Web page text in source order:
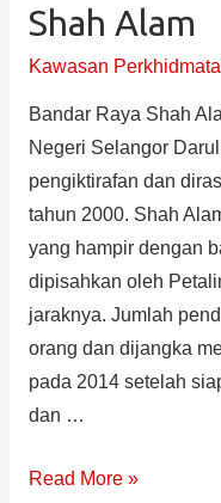
Shah Alam
Kawasan
Bandar Raya Shah
Negeri Selangor
pengiktirafan dan
tahun 2000. Shah
yang hampir dengan
dipisahkan oleh
jaraknya. Jumlah
orang dan dijangka
pada 2014 setelah
dan …
Read More »